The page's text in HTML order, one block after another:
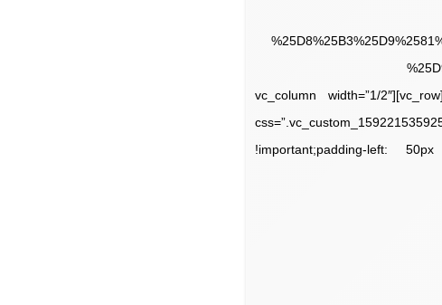
css=”.vc_custom_1592213001117{margin-top: 20px !important;}”][/vc_column][/vc_row][vc_row][vc_column width=”1/2″
!important;padding-left: 50px